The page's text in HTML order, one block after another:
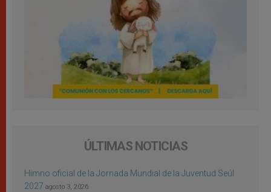
ÚLTIMAS NOTICIAS
Himno oficial de la Jornada Mundial de la Juventud Seúl
2027 agosto 3, 2026